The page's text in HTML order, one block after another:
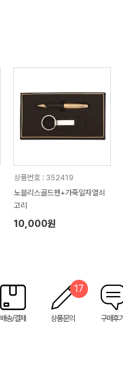
상품번호 : 352419
노블리스골드펜+가죽일자열쇠
고리
10,000원
배송/결제 상품문의
17
구매후기